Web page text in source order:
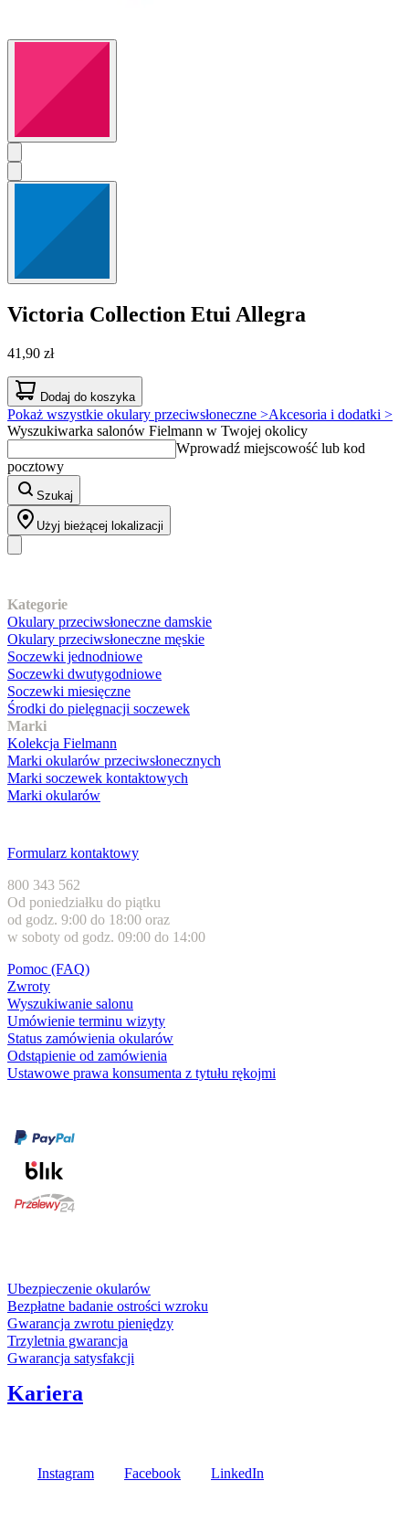
Victoria Collection Etui Allegra
41,90 zł
Dodaj do koszyka
Pokaż wszystkie okulary przeciwsłoneczne >Akcesoria i dodatki >
Wyszukiwarka salonów Fielmann w Twojej okolicy
Wprowadź miejscowość lub kod
pocztowy
Szukaj
Użyj bieżącej lokalizacji
Kategorie
Okulary przeciwsłoneczne damskie
Okulary przeciwsłoneczne męskie
Soczewki jednodniowe
Soczewki dwutygodniowe
Soczewki miesięczne
Środki do pielęgnacji soczewek
Marki
Kolekcja Fielmann
Marki okularów przeciwsłonecznych
Marki soczewek kontaktowych
Marki okularów
Formularz kontaktowy
800 343 562
Od poniedziałku do piątku
od godz. 9:00 do 18:00 oraz
w soboty od godz. 09:00 do 14:00
Pomoc (FAQ)
Zwroty
Wyszukiwanie salonu
Umówienie terminu wizyty
Status zamówienia okularów
Odstąpienie od zamówienia
Ustawowe prawa konsumenta z tytułu rękojmi
Ubezpieczenie okularów
Bezpłatne badanie ostrości wzroku
Gwarancja zwrotu pieniędzy
Trzyletnia gwarancja
Gwarancja satysfakcji
Kariera
Instagram Facebook LinkedIn